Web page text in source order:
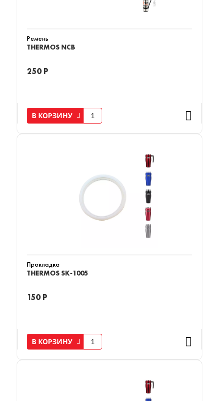
Ремень
THERMOS NCB
250 Р
В КОРЗИНУ
Прокладка
THERMOS SK-1005
150 Р
В КОРЗИНУ